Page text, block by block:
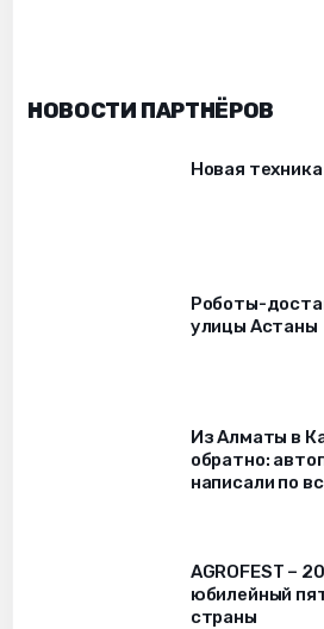
НОВОСТИ ПАРТНЁРОВ
Новая
Роботы-
улицы Астаны
Из Алматы в
обратно:
написали по
AGROFEST –
юбилейный
страны